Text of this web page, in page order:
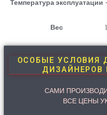
Температура эксплуатации
Вес
ОСОБЫЕ
ДИЗАЙНЕРОВ
САМИ
ВСЕ ЦЕНЫ